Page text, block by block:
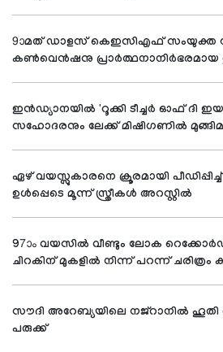
9ാമത് ഡാളസ് കെഇസിഎഫ് സംയുക്ത
കണ്‍വെന്‍ഷനു പ്രാര്‍ത്ഥനാനിര്‍ഭരമായ
ഇന്‍ഡ്യാനയില്‍ 'റൂക്കി ടീച്ചര്‍ ഓഫ് ദി
സഹോദരനും ലേക്ക് മിഷിഗണില്‍
ഏഴ് വയസ്സുകാരനെ ക്രൂരമായി
ഉള്‍പ്പെടെ മൂന്ന് സ്ത്രീകള്‍ അറസ്റ്റില്‍
97ാം വയസില്‍ വീണ്ടും ലോക
ചിറകിന് മുകളില്‍ നിന്ന് പറന്ന് ചരിത്രം
സൗദി അറേബ്യയിലെ നജ്റാനില്‍ ഹൂതി
പരുക്ക്